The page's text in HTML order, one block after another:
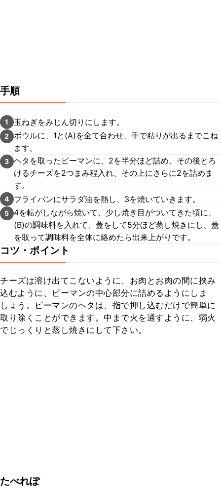
手順
1 玉ねぎをみじん切りにします。
2
ボウルに、1と(A)を全て合わせ、手で粘りが出るまでこね
ます。
3 ヘタを取ったピーマンに、2を半分ほど詰め、その後とろ
けるチーズを2つまみ程入れ、その上にさらに2を詰めま
す。
4 フライパンにサラダ油を熱し、3を焼いていきます。
5
4を転がしながら焼いて、少し焼き目がついてきた頃に、
(B)の調味料を入れて、蓋をして5分ほど蒸し焼きにし、蓋
を取って調味料を全体に絡めたら出来上がりです。
コツ・ポイント
チーズは溶け出てこないように、お肉とお肉の間に挟み
込むように、ピーマンの中心部分に詰めるようにしま
しょう。ピーマンのヘタは、指で押し込むだけで簡単に
取り除くことができます。中まで火を通すように、弱火
でじっくりと蒸し焼きにして下さい。
たべれぽ